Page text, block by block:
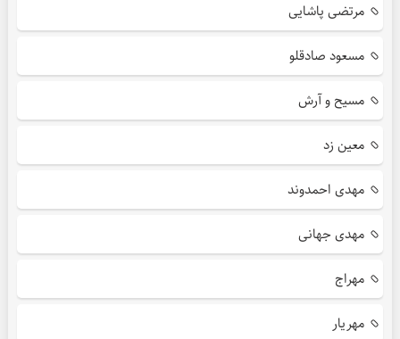
مرتضی پاشایی
مسعود صادقلو
مسیح و آرش
معین زد
مهدی احمدوند
مهدی جهانی
مهراج
مهریار